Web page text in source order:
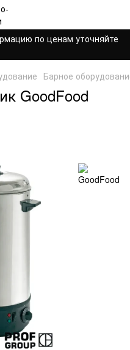
по ценам уточняйте
Барное
GoodFood